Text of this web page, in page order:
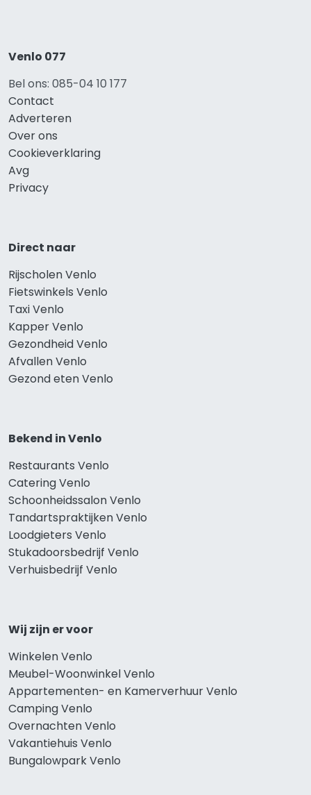
Venlo 077
Bel ons: 085-04 10 177
Contact
Adverteren
Over ons
Cookieverklaring
Avg
Privacy
Direct naar
Rijscholen Venlo
Fietswinkels Venlo
Taxi Venlo
Kapper Venlo
Gezondheid Venlo
Afvallen Venlo
Gezond eten Venlo
Bekend in Venlo
Restaurants Venlo
Catering Venlo
Schoonheidssalon Venlo
Tandartspraktijken Venlo
Loodgieters Venlo
Stukadoorsbedrijf Venlo
Verhuisbedrijf Venlo
Wij zijn er voor
Winkelen Venlo
Meubel-Woonwinkel Venlo
Appartementen- en Kamerverhuur Venlo
Camping Venlo
Overnachten Venlo
Vakantiehuis Venlo
Bungalowpark Venlo